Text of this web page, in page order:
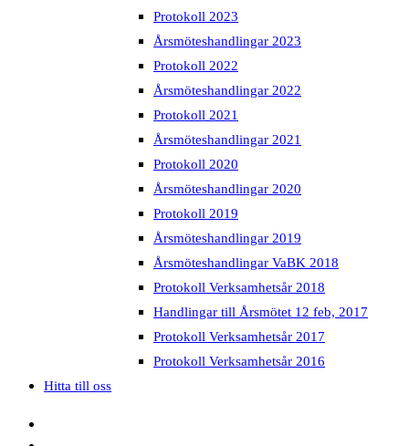
Protokoll 2023
Årsmöteshandlingar 2023
Protokoll 2022
Årsmöteshandlingar 2022
Protokoll 2021
Årsmöteshandlingar 2021
Protokoll 2020
Årsmöteshandlingar 2020
Protokoll 2019
Årsmöteshandlingar 2019
Årsmöteshandlingar VaBK 2018
Protokoll Verksamhetsår 2018
Handlingar till Årsmötet 12 feb, 2017
Protokoll Verksamhetsår 2017
Protokoll Verksamhetsår 2016
Hitta till oss